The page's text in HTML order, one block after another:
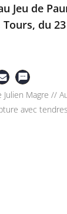
Jeu de
Tours, du
Julien Magre //
avec